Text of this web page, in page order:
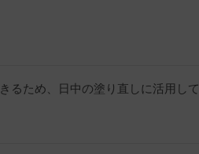
るため、日中の塗り直しに活用し